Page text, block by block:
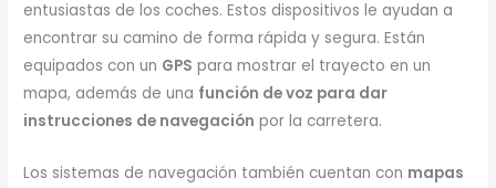
entusiastas de los coches. Estos dispositivos le ayudan a
encontrar su camino de forma rápida y segura. Están
equipados con un GPS para mostrar el trayecto en un
mapa, además de una función de voz para dar
instrucciones de navegación por la carretera.
Los sistemas de navegación también cuentan con mapas